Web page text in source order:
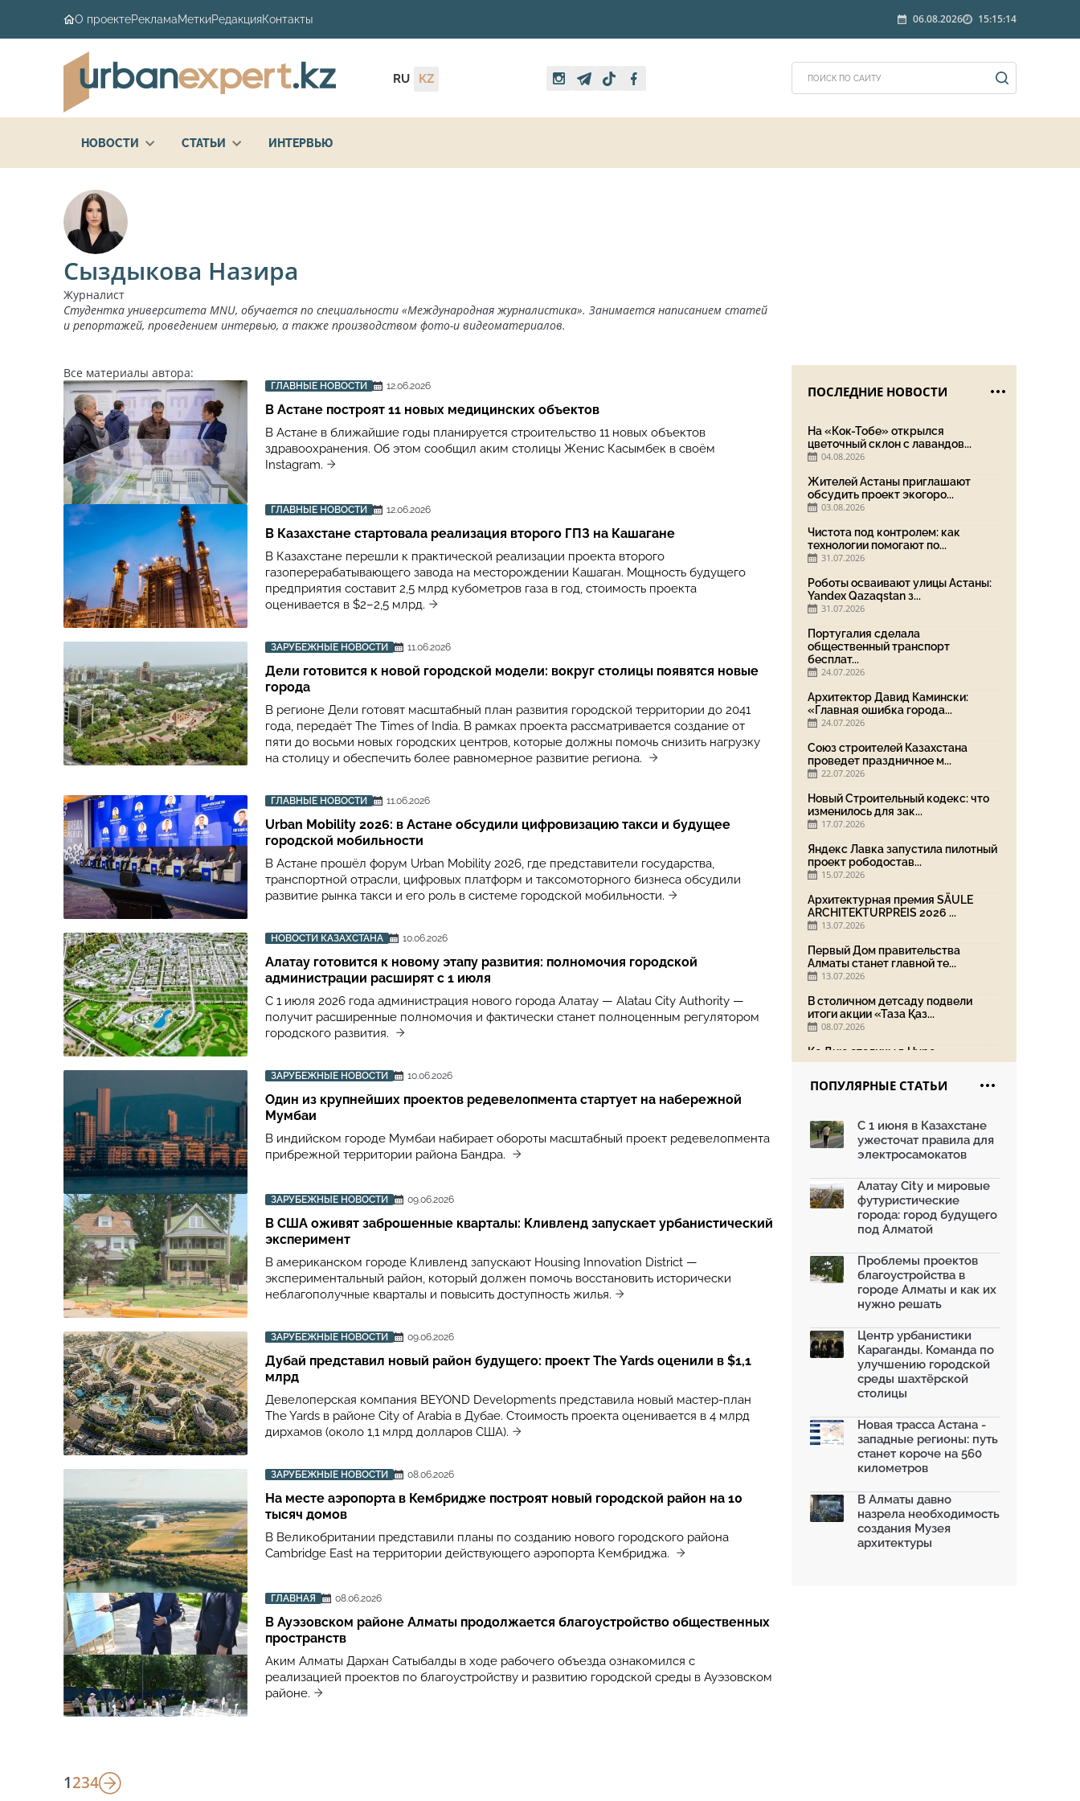
О проектеРекламаМеткиРедакцияКонтакты 06.08.2026 15:15:14
RU KZ
НОВОСТИ СТАТЬИ ИНТЕРВЬЮ
Сыздыкова Назира
Журналист
Студентка университета MNU, обучается по специальности «Международная журналистика». Занимается написанием статей
и репортажей, проведением интервью, а также производством фото-и видеоматериалов.
Все материалы автора:
ГЛАВНЫЕ НОВОСТИ 12.06.2026
В Астане построят 11 новых медицинских объектов
В Астане в ближайшие годы планируется строительство 11 новых объектов
здравоохранения. Об этом сообщил аким столицы Женис Касымбек в своём
Instagram.
ГЛАВНЫЕ НОВОСТИ 12.06.2026
В Казахстане стартовала реализация второго ГПЗ на Кашагане
В Казахстане перешли к практической реализации проекта второго
газоперерабатывающего завода на месторождении Кашаган. Мощность будущего
предприятия составит 2,5 млрд кубометров газа в год, стоимость проекта
оценивается в $2–2,5 млрд.
ЗАРУБЕЖНЫЕ НОВОСТИ 11.06.2026
Дели готовится к новой городской модели: вокруг столицы появятся новые
города
В регионе Дели готовят масштабный план развития городской территории до 2041
года, передаёт The Times of India. В рамках проекта рассматривается создание от
пяти до восьми новых городских центров, которые должны помочь снизить нагрузку
на столицу и обеспечить более равномерное развитие региона.
ГЛАВНЫЕ НОВОСТИ 11.06.2026
Urban Mobility 2026: в Астане обсудили цифровизацию такси и будущее
городской мобильности
В Астане прошёл форум Urban Mobility 2026, где представители государства,
транспортной отрасли, цифровых платформ и таксомоторного бизнеса обсудили
развитие рынка такси и его роль в системе городской мобильности.
НОВОСТИ КАЗАХСТАНА 10.06.2026
Алатау готовится к новому этапу развития: полномочия городской
администрации расширят с 1 июля
С 1 июля 2026 года администрация нового города Алатау — Alatau City Authority —
получит расширенные полномочия и фактически станет полноценным регулятором
городского развития.
ЗАРУБЕЖНЫЕ НОВОСТИ 10.06.2026
Один из крупнейших проектов редевелопмента стартует на набережной
Мумбаи
В индийском городе Мумбаи набирает обороты масштабный проект редевелопмента
прибрежной территории района Бандра.
ЗАРУБЕЖНЫЕ НОВОСТИ 09.06.2026
В США оживят заброшенные кварталы: Кливленд запускает урбанистический
эксперимент
В американском городе Кливленд запускают Housing Innovation District —
экспериментальный район, который должен помочь восстановить исторически
неблагополучные кварталы и повысить доступность жилья.
ЗАРУБЕЖНЫЕ НОВОСТИ 09.06.2026
Дубай представил новый район будущего: проект The Yards оценили в $1,1
млрд
Девелоперская компания BEYOND Developments представила новый мастер-план
The Yards в районе City of Arabia в Дубае. Стоимость проекта оценивается в 4 млрд
дирхамов (около 1,1 млрд долларов США).
ЗАРУБЕЖНЫЕ НОВОСТИ 08.06.2026
На месте аэропорта в Кембридже построят новый городской район на 10
тысяч домов
В Великобритании представили планы по созданию нового городского района
Cambridge East на территории действующего аэропорта Кембриджа.
ГЛАВНАЯ 08.06.2026
В Ауэзовском районе Алматы продолжается благоустройство общественных
пространств
Аким Алматы Дархан Сатыбалды в ходе рабочего объезда ознакомился с
реализацией проектов по благоустройству и развитию городской среды в Ауэзовском
районе.
1234
ПОСЛЕДНИЕ НОВОСТИ
На «Кок-Тобе» открылся
цветочный склон с лавандов...
04.08.2026
Жителей Астаны приглашают
обсудить проект экогоро...
03.08.2026
Чистота под контролем: как
технологии помогают по...
31.07.2026
Роботы осваивают улицы Астаны:
Yandex Qazaqstan з...
31.07.2026
Португалия сделала
общественный транспорт
бесплат...
24.07.2026
Архитектор Давид Камински:
«Главная ошибка города...
24.07.2026
Союз строителей Казахстана
проведет праздничное м...
22.07.2026
Новый Строительный кодекс: что
изменилось для зак...
17.07.2026
Яндекс Лавка запустила пилотный
проект рободостав...
15.07.2026
Архитектурная премия SÄULE
ARCHITEKTURPREIS 2026 ...
13.07.2026
Первый Дом правительства
Алматы станет главной те...
13.07.2026
В столичном детсаду подвели
итоги акции «Таза Қаз...
08.07.2026
Ко Дню столицы в Нуре
благоустроили шесть обществ...
03.07.2026
МЧС усилило мониторинг рек и
02.07.2026
На общественных слушаниях
представили экологическ...
30.06.2026
На слушаниях по корректировке
СЭО Генплана Алматы...
30.06.2026
130-летняя Майская роща в
22.06.2026
По улице Саина в Алматы с 20
июня заработает авто...
19.06.2026
романов о городах с...
18.06.2026
ПОПУЛЯРНЫЕ СТАТЬИ
С 1 июня в Казахстане
ужесточат правила для
электросамокатов
Алатау City и мировые
футуристические
города: город будущего
под Алматой
Проблемы проектов
благоустройства в
городе Алматы и как их
нужно решать
Центр урбанистики
Караганды. Команда по
улучшению городской
среды шахтёрской
столицы
Новая трасса Астана -
западные регионы: путь
станет короче на 560
километров
В Алматы давно
назрела необходимость
создания Музея
архитектуры